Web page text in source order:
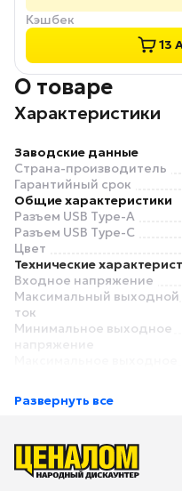
Кэшбек
13
О товаре
Характеристики
Заводские данные
Страна-производитель
Гарантийный срок
Общие характеристики
Разъем USB Type-A
Разъем USB Type-C
Цвет
Технические
Входное напряжение
Максимальный выходной
ток
Минимальное выходное
мощность
Выход на порт USB Type-C
Развернуть все